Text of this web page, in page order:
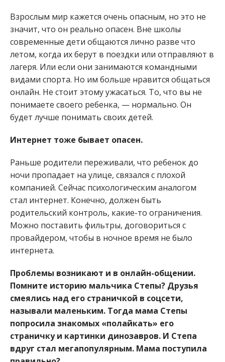
Взрослым мир кажется очень опасным, но это не
значит, что он реально опасен. Вне школы
современные дети общаются лично разве что
летом, когда их берут в поездки или отправляют в
лагеря. Или если они занимаются командными
видами спорта. Но им больше нравится общаться
онлайн. Не стоит этому ужасаться. То, что вы не
понимаете своего ребенка, — нормально. Он
будет лучше понимать своих детей.
Интернет тоже бывает опасен.
Раньше родители переживали, что ребенок до
ночи пропадает на улице, связался с плохой
компанией. Сейчас психологическим аналогом
стал интернет. Конечно, должен быть
родительский контроль, какие-то ограничения.
Можно поставить фильтры, договориться с
провайдером, чтобы в ночное время не было
интернета.
Проблемы возникают и в онлайн-общении.
Помните историю мальчика Степы? Друзья
смеялись над его страничкой в соцсети,
называли маленьким. Тогда мама Степы
попросила знакомых «полайкать» его
страничку и картинки динозавров. И Степа
вдруг стал мегапопулярным. Мама поступила